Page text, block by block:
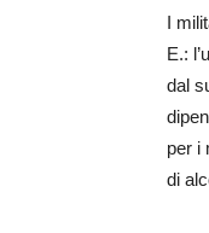
I
E.:
dal
per i
di